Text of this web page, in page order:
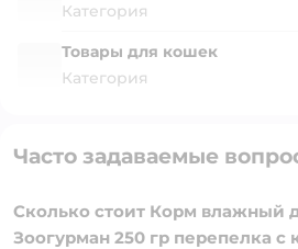
Категория
Товары для кошек
Категория
Часто задаваемые
Сколько стоит Корм влажный
Зоогурман 250 гр перепелка с